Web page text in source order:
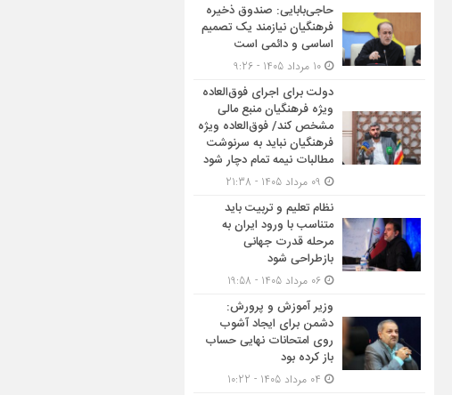
حاجی‌بابایی: صندوق ذخیره
فرهنگیان نیازمند یک تصمیم
اساسی و دائمی است
دولت برای اجرای فوق‌العاده
ویژه فرهنگیان منبع مالی
مشخص کند/ فوق‌العاده ویژه
فرهنگیان نباید به سرنوشت
مطالبات نیمه‌ تمام دچار شود
نظام تعلیم و تربیت باید
متناسب با ورود ایران به
مرحله قدرت جهانی
بازطراحی شود
وزیر آموزش و پرورش:
دشمن برای ایجاد آشوب
روی امتحانات نهایی حساب
باز کرده بود